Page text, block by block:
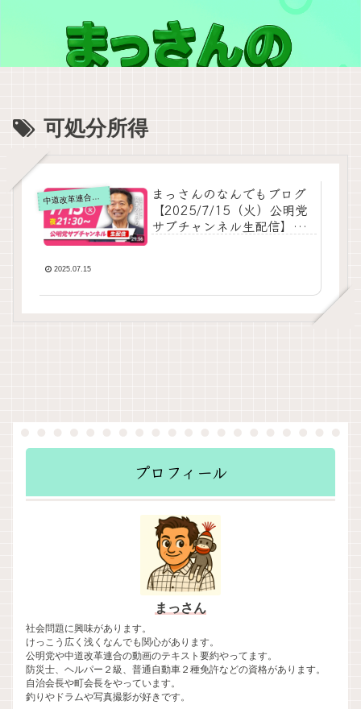
可処分所得
中道改革連合の動画をテキスト要約
まっさんのなんでもブログ
【2025/7/15（火）公明党
サブチャンネル生配信】の
2025.07.15
プロフィール
まっさん
社会問題に興味があります。
けっこう広く浅くなんでも関心があります。
公明党や中道改革連合の動画のテキスト要約やってます。
防災士、ヘルパー２級、普通自動車２種免許などの資格があります。
自治会長や町会長をやっています。
釣りやドラムや写真撮影が好きです。